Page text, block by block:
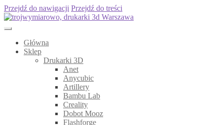
Przejdź do nawigacji Przejdź do treści
Główna
Sklep
Drukarki 3D
Anet
Anycubic
Artillery
Bambu Lab
Creality
Dobot Mooz
Flashforge